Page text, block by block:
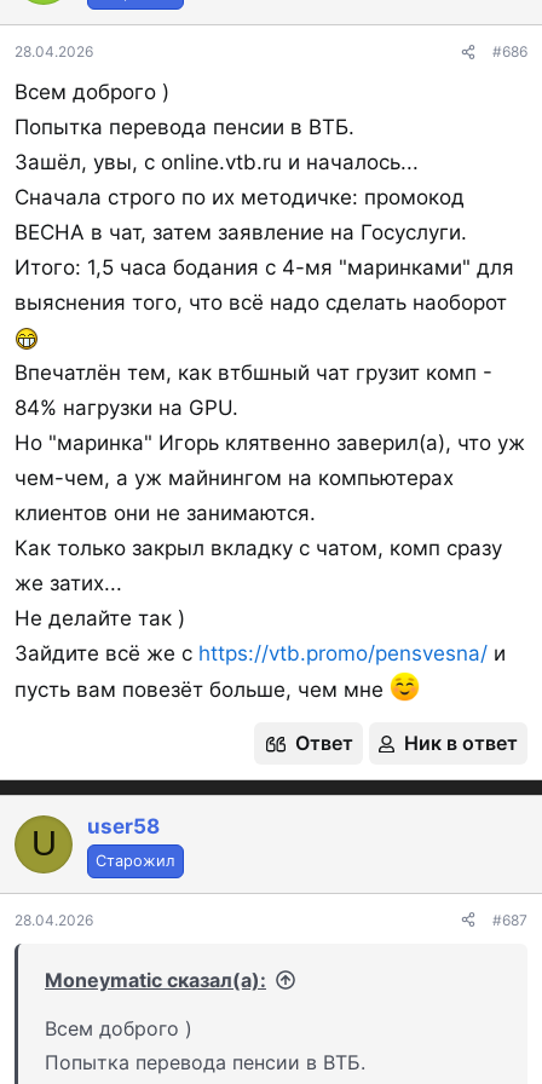
31.12.26.
за каждое из зачислений
при условии совершения любой покупки по карте
в эти же месяцы. Бонусы зачислят до конца
месяца, следующего за выполнением условий,
но не позднее 31.03.27.
Условия акции(с 15.04.26)
Спойлер:
3000 ₽ от Челябинвестбанка
Нужно6 месяцевполучать пенсию на карту
банка (первое зачисление до 28.02.27) и делать
покупки от
Бонус составит 6*500 =
но при этом макс.2500₽ действующим. При
получении карты нужно подключиться к акции
Спойлер:
3000₽от Дом РФ
за перевод пенсии до
Согласно акции нужно оформить Пенсионную
и
:
28.04.2026 #686
Всем доброго )
Попытка перевода пенсии в ВТБ.
Зашёл, увы, с online.vtb.ru и началось...
Сначала строго по их методичке: промокод
ВЕСНА в чат, затем заявление на Госуслуги.
Итого: 1,5 часа бодания с 4-мя "маринками" для
выяснения того, что всё надо сделать наоборот
Впечатлён тем, как втбшный чат грузит комп -
84% нагрузки на GPU.
Но "маринка" Игорь клятвенно заверил(а), что уж
чем-чем, а уж майнингом на компьютерах
клиентов они не занимаются.
Как только закрыл вкладку с чатом, комп сразу
же затих...
Не делайте так )
Зайдите всё же с https://vtb.promo/pensvesna/ и
пусть вам повезёт больше, чем мне
Ответ Ник в ответ
U user58
Старожил
28.04.2026 #687
Moneymatic сказал(а):
Всем доброго )
Попытка перевода пенсии в ВТБ.